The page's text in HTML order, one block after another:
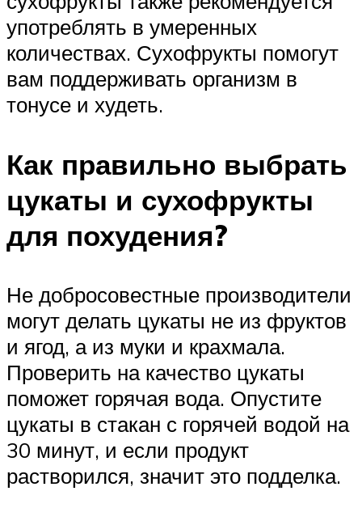
употреблять в умеренных
количествах. Сухофрукты помогут
вам поддерживать организм в
тонусе и худеть.
Как правильно выбрать
цукаты и сухофрукты
для похудения?
Не добросовестные производители
могут делать цукаты не из фруктов
и ягод, а из муки и крахмала.
Проверить на качество цукаты
поможет горячая вода. Опустите
цукаты в стакан с горячей водой на
30 минут, и если продукт
растворился, значит это подделка.